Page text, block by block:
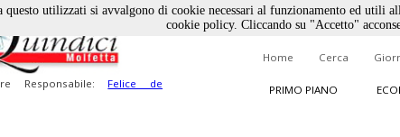
Responsabile: Felice de
Home Cerca
PRIMO PIANO
utilizzati si avvalgono di cookie necessari al funzionamento ed
cookie policy. Cliccando su "Accetto"